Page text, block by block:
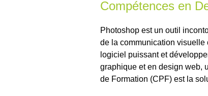
Compétences en
Photoshop est un outil
de la communication visuelle
logiciel puissant et
graphique et en design web,
de Formation (CPF) est la